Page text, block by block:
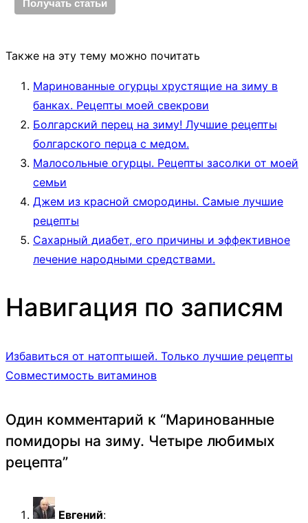
Также на эту тему можно почитать
Маринованные огурцы хрустящие на зиму в
банках. Рецепты моей свекрови
Болгарский перец на зиму! Лучшие рецепты
болгарского перца с медом.
Малосольные огурцы. Рецепты засолки от моей
семьи
Джем из красной смородины. Самые лучшие
рецепты
Сахарный диабет, его причины и эффективное
лечение народными средствами.
Навигация по записям
Избавиться от натоптышей. Только лучшие рецепты
Совместимость витаминов
Один комментарий к “Маринованные
помидоры на зиму. Четыре любимых
рецепта”
Евгений: